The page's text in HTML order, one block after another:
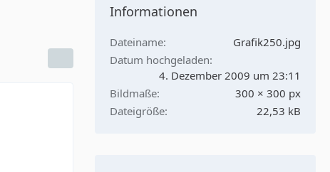
Informationen
Dateiname
Grafik250.jpg
Datum hochgeladen
4. Dezember 2009 um 23:11
Bildmaße
300 × 300 px
Dateigröße
22,53 kB